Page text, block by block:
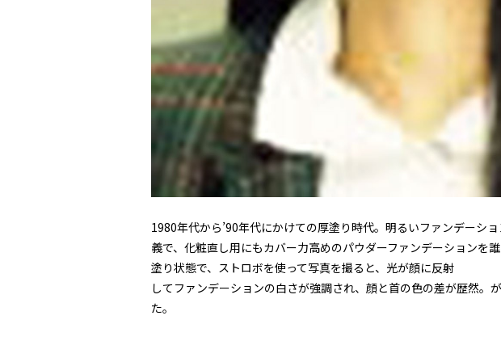
1980年代から’90年代にかけての厚塗り時代。明るいファンデーシ
義で、化粧直し用にもカバー力高めのパウダーファンデーションを
塗り状態で、ストロボを使って写真を撮ると、光が顔に反射
してファンデーションの白さが強調され、顔と首の色の差が歴然。
た。